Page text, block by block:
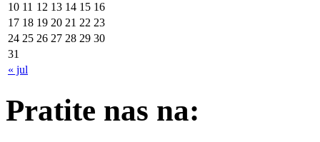
« jul
10 11 12 13 14 15 16
17 18 19 20 21 22 23
24 25 26 27 28 29 30
31
Pratite nas na: